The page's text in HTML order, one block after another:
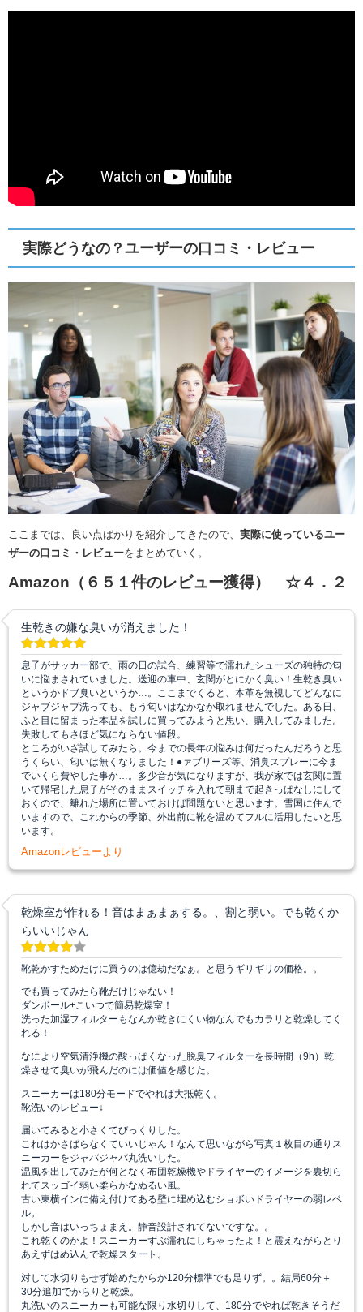
実際どうなの？ユーザーの口コミ・レビュー
ここまでは、良い点ばかりを紹介してきたので、 実際に使っているユー
ザーの口コミ・レビューをまとめていく。
Amazon（６５１件のレビュー獲得） ☆４．２
生乾きの嫌な臭いが消えました！
息子がサッカー部で、雨の日の試合、練習等で濡れたシューズの独特の匂
いに悩まされていました。送迎の車中、玄関がとにかく臭い！生乾き臭い
というかドブ臭いというか…。ここまでくると、本革を無視してどんなに
ジャブジャブ洗っても、もう匂いはなかなか取れませんでした。ある日、
ふと目に留まった本品を試しに買ってみようと思い、購入してみました。
失敗してもさほど気にならない値段。
ところがいざ試してみたら。今までの長年の悩みは何だったんだろうと思
うくらい、匂いは無くなりました！●ァブリーズ等、消臭スプレーに今ま
でいくら費やした事か…。多少音が気になりますが、我が家では玄関に置
いて帰宅した息子がそのままスイッチを入れて朝まで起きっぱなしにして
おくので、離れた場所に置いておけば問題ないと思います。雪国に住んで
いますので、これからの季節、外出前に靴を温めてフルに活用したいと思
います。
Amazonレビューより
乾燥室が作れる！音はまぁまぁする。、割と弱い。でも乾くか
らいいじゃん
靴乾かすためだけに買うのは億劫だなぁ。と思うギリギリの価格。。
でも買ってみたら靴だけじゃない！
ダンボール+こいつで簡易乾燥室！
洗った加湿フィルターもなんか乾きにくい物なんでもカラリと乾燥してく
れる！
なにより空気清浄機の酸っぱくなった脱臭フィルターを長時間（9h）乾
燥させて臭いが飛んだのには価値を感じた。
スニーカーは180分モードでやれば大抵乾く。
靴洗いのレビュー↓
届いてみると小さくてびっくりした。
これはかさばらなくていいじゃん！なんて思いながら写真１枚目の通りス
ニーカーをジャバジャバ丸洗いした。
温風を出してみたが何となく布団乾燥機やドライヤーのイメージを裏切ら
れてスッゴイ弱い柔らかなぬるい風。
古い東横インに備え付けてある壁に埋め込むショボいドライヤーの弱レベ
ル。
しかし音はいっちょまえ。静音設計されてないですな。。
これ乾くのかよ！スニーカーずぶ濡れにしちゃったよ！と震えながらとり
あえずはめ込んで乾燥スタート。
対して水切りもせず始めたからか120分標準でも足りず。。結局60分＋
30分追加でからりと乾燥。
丸洗いのスニーカーも可能な限り水切りして、180分でやれば乾きそうだ